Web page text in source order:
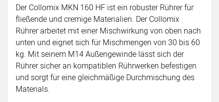
Der Collomix MKN 160 HF ist ein robuster Rührer für
fließende und cremige Materialien. Der Collomix
Rührer arbeitet mit einer Mischwirkung von oben nach
unten und eignet sich für Mischmengen von 30 bis 60
kg. Mit seinem M14 Außengewinde lässt sich der
Rührer sicher an kompatiblen Rührwerken befestigen
und sorgt für eine gleichmäßige Durchmischung des
Materials.